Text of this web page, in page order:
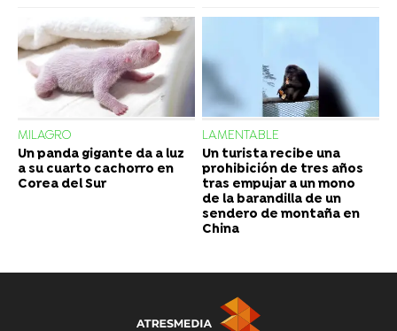
MILAGRO
Un panda gigante da a luz
a su cuarto cachorro en
Corea del Sur
LAMENTABLE
Un turista recibe una
prohibición de tres años
tras empujar a un mono
de la barandilla de un
sendero de montaña en
China